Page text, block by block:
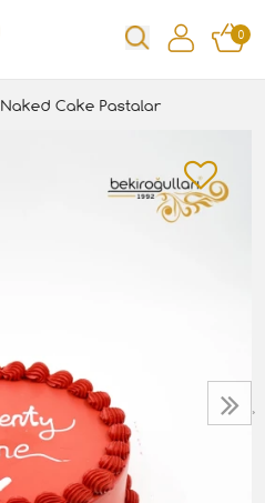
0
Naked Cake Pastalar
›